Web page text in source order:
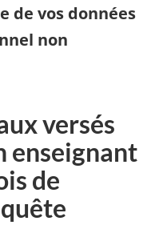
de vos données
non
versés
enseignant
de